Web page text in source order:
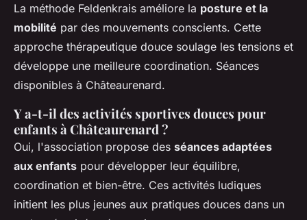
La méthode Feldenkrais améliore la posture et la
mobilité par des mouvements conscients. Cette
approche thérapeutique douce soulage les tensions et
développe une meilleure coordination. Séances
disponibles à Châteaurenard.
Y a-t-il des activités sportives douces pour
enfants à Châteaurenard ?
Oui, l'association propose des séances adaptées
aux enfants pour développer leur équilibre,
coordination et bien-être. Ces activités ludiques
initient les plus jeunes aux pratiques douces dans un